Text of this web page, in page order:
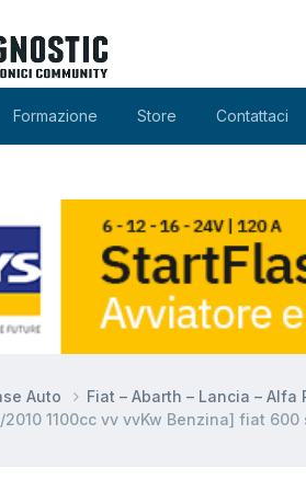
Formazione Store Contattaci
Auto
Fiat – Abarth – Lancia –
1100cc vv vvKw Benzina] fiat